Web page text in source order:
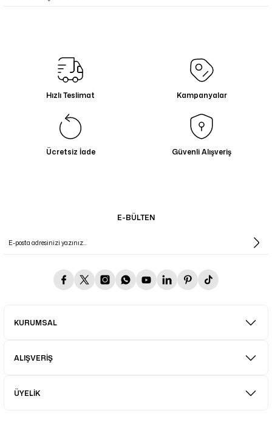
Hızlı Teslimat Kampanyalar
Ücretsiz İade Güvenli Alışveriş
E-BÜLTEN
KURUMSAL
ALIŞVERİŞ
ÜYELİK